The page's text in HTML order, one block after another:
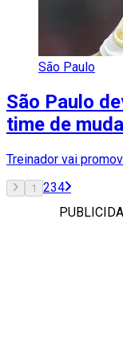
São Paulo
São Paulo
time de
Treinador vai
1 234